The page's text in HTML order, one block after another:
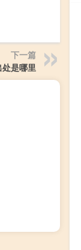
下一篇
处是哪里